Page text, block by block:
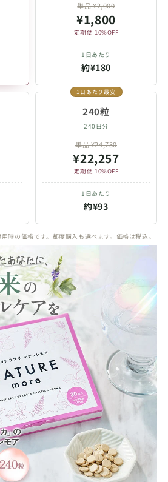
単品 ¥2,000
¥1,800
定期便 10%OFF
1日あたり
約¥180
1日あたり最安
240粒
240日分
単品 ¥24,730
¥22,257
定期便 10%OFF
1日あたり
約¥93
時の価格です。都度購入も選べます。価格は税込。